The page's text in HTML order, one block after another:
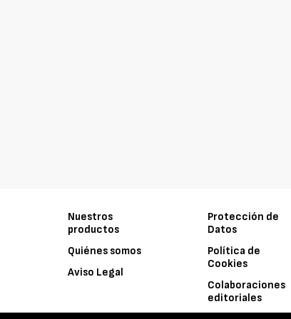
Nuestros
productos
Quiénes somos
Aviso Legal
Protección de
Datos
Política de
Cookies
Colaboraciones
editoriales